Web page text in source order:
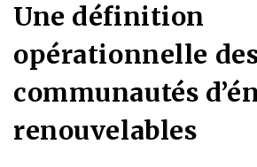
Une définition
opérationnelle
communautés
renouvelables